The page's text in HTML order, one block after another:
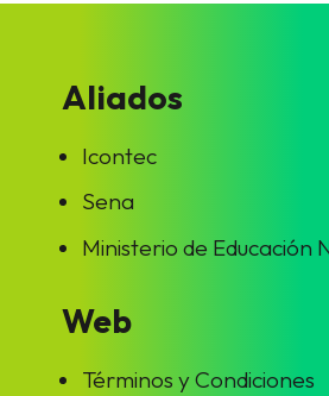
Aliados
Icontec
Sena
Ministerio de Educación
Web
Términos y Condiciones